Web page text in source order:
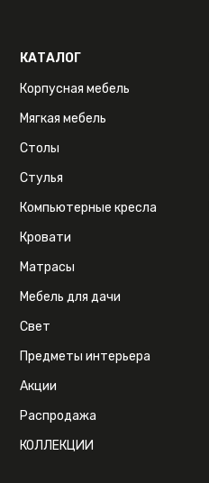
КАТАЛОГ
Корпусная мебель
Мягкая мебель
Столы
Стулья
Компьютерные кресла
Кровати
Матрасы
Мебель для дачи
Свет
Предметы интерьера
Акции
Распродажа
КОЛЛЕКЦИИ